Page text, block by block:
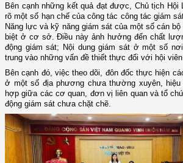
Bên cạnh những kết quả đạt được, Chủ tịch Hội
rõ một số hạn chế của công tác công tác giám
Năng lực và kỹ năng giám sát của một số cán
biệt ở cơ sở. Điều này ảnh hưởng đến chất
động giám sát; Nội dung giám sát ở một số
trung vào những vấn đề thiết thực đối với hội viên
Bên cạnh đó, việc theo dõi, đôn đốc thực hiện
ở một số địa phương chưa thường xuyên,
hợp giữa các cơ quan, đơn vị liên quan và tổ
động giám sát chưa chặt chẽ.